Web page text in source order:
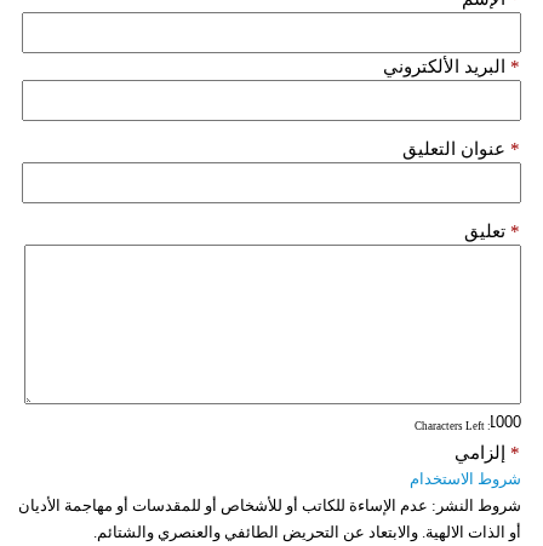
البريد الألكتروني *
عنوان التعليق *
تعليق *
: Characters Left
إلزامي *
شروط الاستخدام
شروط النشر: عدم الإساءة للكاتب أو للأشخاص أو للمقدسات أو مهاجمة الأديان
أو الذات الالهية. والابتعاد عن التحريض الطائفي والعنصري والشتائم.